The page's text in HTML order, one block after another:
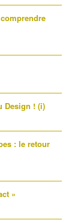
Design ! (i)
: le retour
»